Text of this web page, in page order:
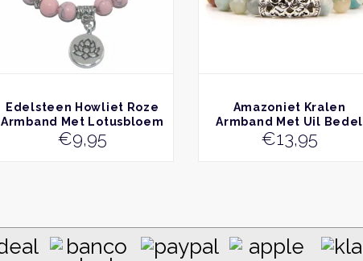
BEKIJK
Edelsteen Howliet Roze
Armband Met Lotusbloem
Bedel
€9,95
BEKIJK
Amazoniet Kralen
Armband Met Uil Bedel
€13,95